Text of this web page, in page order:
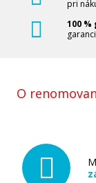
pri
100
O